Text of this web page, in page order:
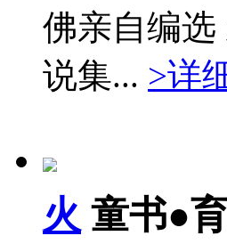
佛亲自编选
说集... >详
火 童书●